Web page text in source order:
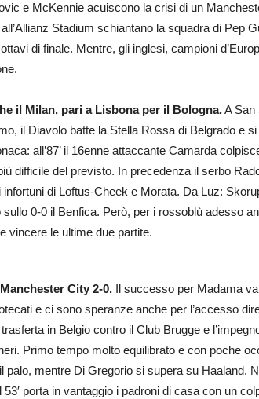
e McKennie acuiscono la crisi di un
Stadium schiantano la squadra di Pep
di finale. Mentre, gli inglesi, campioni
il Milan, pari a Lisbona per il Bologna.A San
il Diavolo batte la Stella Rossa di Belgrado e
all’87’ il 16enne attaccante Camarda
difficile del previsto. In precedenza il serbo
infortuni di Loftus-Cheek e Morata. Da Luz:
sullo 0-0 il Benfica. Però, per i rossoblù adesso
vincere le ultime due partite.
City 2-0. Il successo per Madama
e ci sono speranze anche per l’accesso
in Belgio contro il Club Brugge e
Primo tempo molto equilibrato e con poche
palo, mentre Di Gregorio si supera su Haaland.
53′ porta in vantaggio i padroni di casa con un